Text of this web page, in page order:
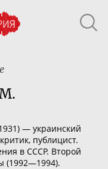
— украинский
публицист.
в СССР. Второй
(1992—1994).